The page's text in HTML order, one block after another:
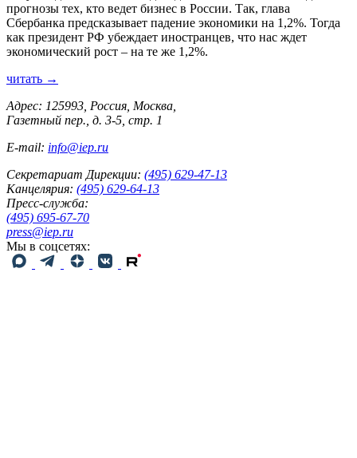
прогнозы тех, кто ведет бизнес в России. Так, глава
Сбербанка предсказывает падение экономики на 1,2%. Тогда
как президент РФ убеждает иностранцев, что нас ждет
экономический рост – на те же 1,2%.
читать →
Адрес: 125993, Россия, Москва,
Газетный пер., д. 3-5, стр. 1
E-mail: info@iep.ru
Секретариат Дирекции: (495) 629-47-13
Канцелярия: (495) 629-64-13
Пресс-служба:
(495) 695-67-70
press@iep.ru
Мы в соцсетях: